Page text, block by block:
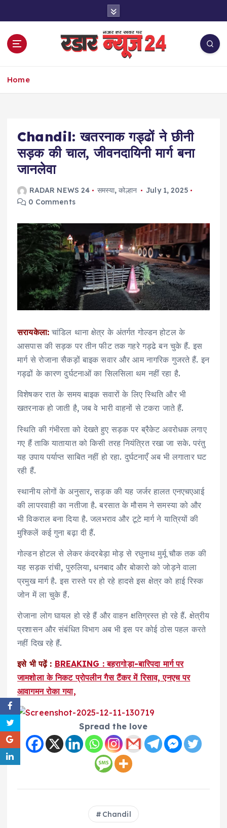
Home
Chandil: खतरनाक गड्ढों ने छीनी
सड़क की चाल, जीवनदायिनी मार्ग बना
जानलेवा
RADAR NEWS 24 समस्या,कोल्हान
July 1, 2025
0 Comments
सरायकेला: चांडिल थाना क्षेत्र के अंतर्गत गोल्डन होटल के
आसपास की सड़क पर तीन फीट तक गहरे गड्ढे बन चुके हैं. इस
मार्ग से रोजाना सैकड़ों बाइक सवार और आम नागरिक गुजरते हैं. इन
गड्ढों के कारण दुर्घटनाओं का सिलसिला थम नहीं रहा है.
विशेषकर रात के समय बाइक सवारों के लिए स्थिति और भी
खतरनाक हो जाती है, जब वे भारी वाहनों से टकरा जाते हैं.
स्थिति की गंभीरता को देखते हुए सड़क पर ब्रैकेट अवरोधक लगाए
गए हैं ताकि यातायात को किसी तरह नियंत्रित रखा जा सके. परंतु
यह उपाय पर्याप्त साबित नहीं हो रहा. दुर्घटनाएँ अब भी लगातार घट
रही हैं.
स्थानीय लोगों के अनुसार, सड़क की यह जर्जर हालत एनएचएआई
की लापरवाही का नतीजा है. बरसात के मौसम ने समस्या को और
भी विकराल बना दिया है. जलभराव और टूटे मार्ग ने यात्रियों की
मुश्किलें कई गुना बढ़ा दी हैं.
गोल्डन होटल से लेकर कंदरबेड़ा मोड़ से रघुनाथ मुर्मू चौक तक की
यह सड़क रांची, पुरुलिया, धनबाद और बोकारो को जोड़ने वाला
प्रमुख मार्ग है. इस रास्ते पर हो रहे हादसे इस क्षेत्र को हाई रिस्क
जोन में ला चुके हैं.
रोजाना लोग घायल हो रहे हैं और वाहन क्षतिग्रस्त हो रहे हैं. क्षेत्रीय
प्रशासन और संबंधित विभाग अब भी इस पर कोई ठोस पहल करते
नहीं दिख रहे हैं.
इसे भी पढ़ें : BREAKING : बहरागोड़ा-बारिपदा मार्ग पर
जामशोला के निकट प्रोपलीन गैस टैंकर में रिसाव, एनएच पर
आवागमन रोका गया,
Spread the love
Chandil